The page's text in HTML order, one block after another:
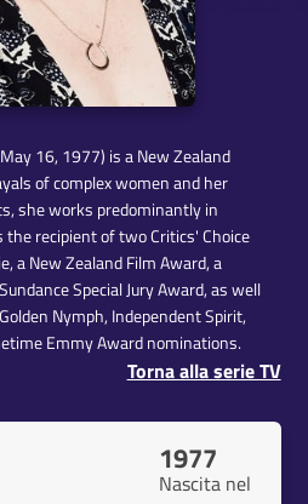
16, 1977) is a New Zealand
of complex women and her
she works predominantly in
recipient of two Critics' Choice
a New Zealand Film Award, a
Special Jury Award, as well
Nymph, Independent Spirit,
Emmy Award nominations.
Torna alla serie TV
1977
Nascita nel